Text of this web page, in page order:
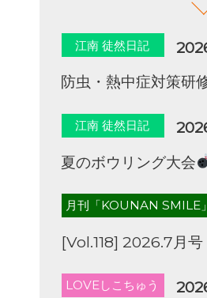
江南 徒然日記
防虫・熱中症対策研
江南 徒然日記
夏のボウリング大会
月刊「KOUNAN SMILE」
[Vol.118] 2026.7月
LOVEしこちゅう